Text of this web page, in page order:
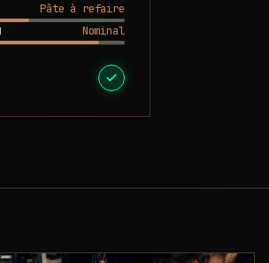
Pâte à refaire
Nominal